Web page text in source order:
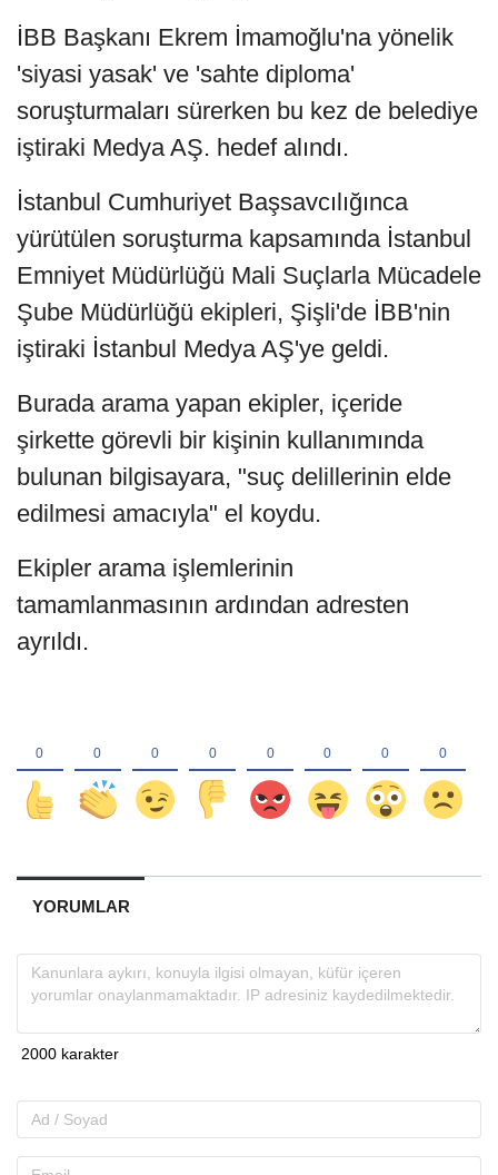
İBB Başkanı Ekrem İmamoğlu'na yönelik
'siyasi yasak' ve 'sahte diploma'
soruşturmaları sürerken bu kez de belediye
iştiraki Medya AŞ. hedef alındı.
İstanbul Cumhuriyet Başsavcılığınca
yürütülen soruşturma kapsamında İstanbul
Emniyet Müdürlüğü Mali Suçlarla Mücadele
Şube Müdürlüğü ekipleri, Şişli'de İBB'nin
iştiraki İstanbul Medya AŞ'ye geldi.
Burada arama yapan ekipler, içeride
şirkette görevli bir kişinin kullanımında
bulunan bilgisayara, "suç delillerinin elde
edilmesi amacıyla" el koydu.
Ekipler arama işlemlerinin
tamamlanmasının ardından adresten
ayrıldı.
YORUMLAR